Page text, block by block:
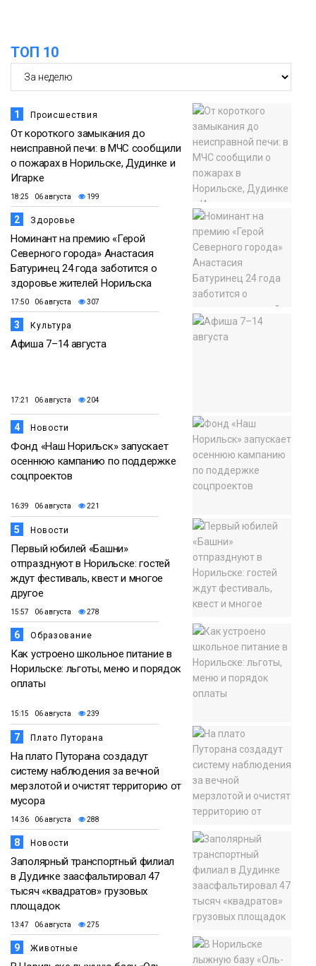
ТОП 10
1 Происшествия
От короткого замыкания до
неисправной печи: в МЧС сообщили
о пожарах в Норильске, Дудинке и
Игарке
18:25 06 августа 199
2 Здоровье
Номинант на премию «Герой
Северного города» Анастасия
Батуринец 24 года заботится о
здоровье жителей Норильска
17:50 06 августа 307
3 Культура
Афиша 7–14 августа
17:21 06 августа 204
4 Новости
Фонд «Наш Норильск» запускает
осеннюю кампанию по поддержке
соцпроектов
16:39 06 августа 221
5 Новости
Первый юбилей «Башни»
отпразднуют в Норильске: гостей
ждут фестиваль, квест и многое
другое
15:57 06 августа 278
6 Образование
Как устроено школьное питание в
Норильске: льготы, меню и порядок
оплаты
15:15 06 августа 239
7 Плато Путорана
На плато Путорана создадут
систему наблюдения за вечной
мерзлотой и очистят территорию от
мусора
14:36 06 августа 288
8 Новости
Заполярный транспортный филиал
в Дудинке заасфальтировал 47
тысяч «квадратов» грузовых
площадок
13:47 06 августа 275
9 Животные